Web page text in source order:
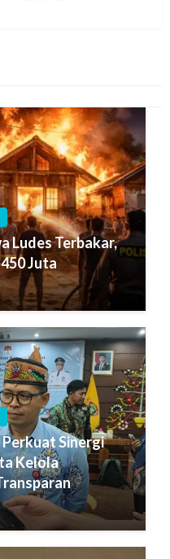
Ludes Terbakar,
Juta
Sinergi
Kelola